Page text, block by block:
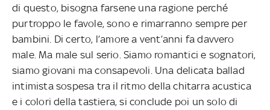
di questo, bisogna farsene una ragione perché
purtroppo le favole, sono e rimarranno sempre per
bambini. Di certo, l’amore a vent’anni fa davvero
male. Ma male sul serio. Siamo romantici e sognatori,
siamo giovani ma consapevoli. Una delicata ballad
intimista sospesa tra il ritmo della chitarra acustica
e i colori della tastiera, si conclude poi un solo di